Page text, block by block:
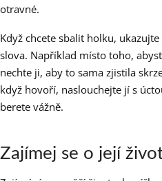
otravné.
Když chcete sbalit holku,
slova. Například místo toho,
nechte ji, aby to sama zjistila
když hovoří, naslouchejte jí s
berete vážně.
Zajímej se o její